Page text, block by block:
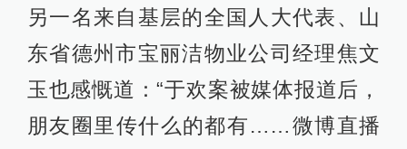
另一名来自基层的全国人大代表、山
东省德州市宝丽洁物业公司经理焦文
玉也感慨道：“于欢案被媒体报道后，
朋友圈里传什么的都有……微博直播